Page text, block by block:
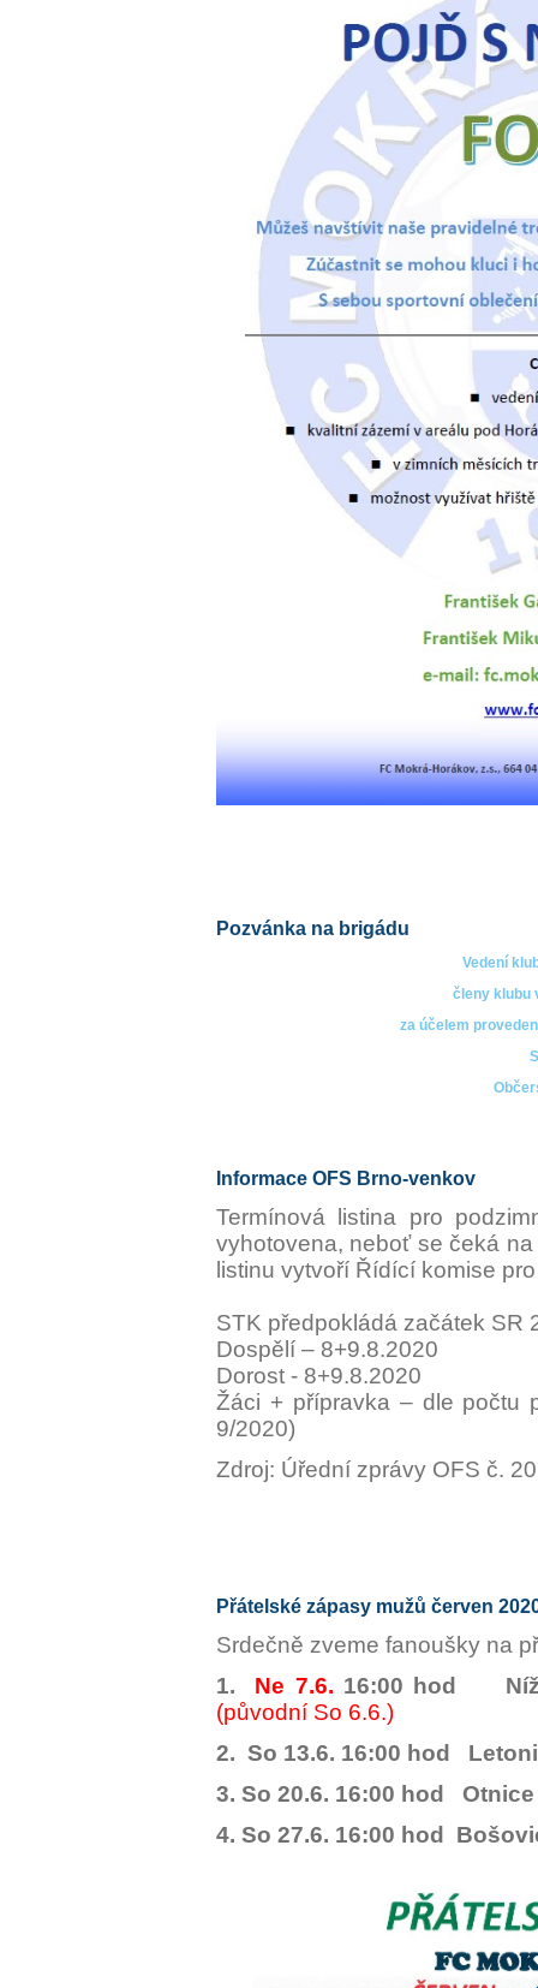
Pozvánka na brigádu
Vedení
členy klubu
za účelem
Informace OFS Brno-venkov
Termínová listina pro
vyhotovena, neboť se čeká
listinu vytvoří Řídící komise
STK předpokládá začátek SR
Dospělí – 8+9.8.2020
Dorost - 8+9.8.2020
Žáci + přípravka – dle počtu
9/2020)
Zdroj: Úřední zprávy OFS č.
Přátelské zápasy mužů červen
Srdečně zveme fanoušky na
1. Ne 7.6. 16:00 hod
(původní So 6.6.)
2. So 13.6. 16:00 hod
3. So 20.6. 16:00 hod
4. So 27.6. 16:00 hod